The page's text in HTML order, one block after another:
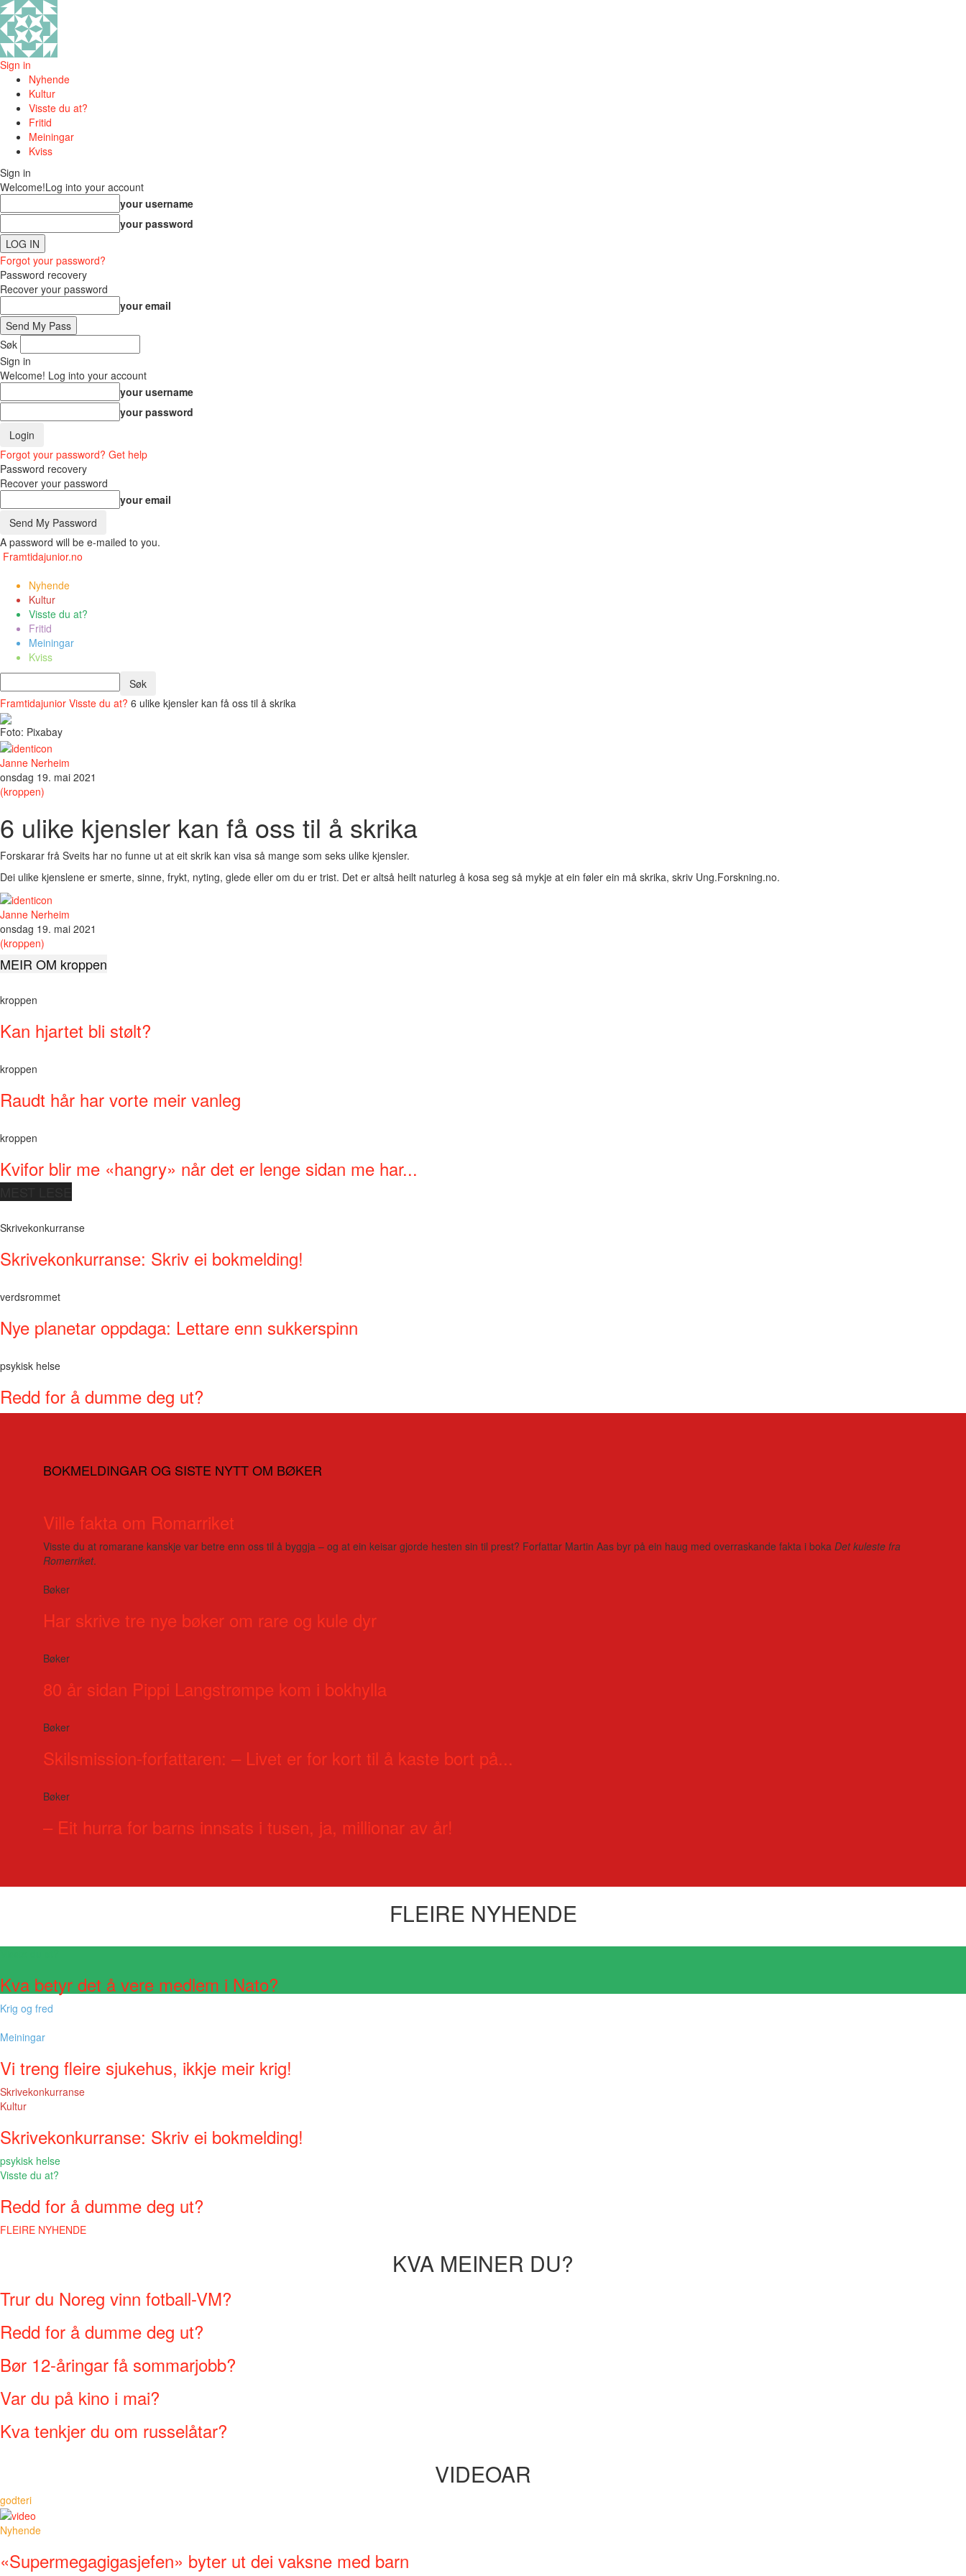
Sign in
Nyhende
Kultur
Visste du at?
Fritid
Meiningar
Kviss
Sign in
Welcome!Log into your account
your username
your password
Forgot your password?
Password recovery
Recover your password
your email
Søk
Sign in
Welcome! Log into your account
your username
your password
Forgot your password? Get help
Password recovery
Recover your password
your email
A password will be e-mailed to you.
Framtidajunior.no
Nyhende
Kultur
Visste du at?
Fritid
Meiningar
Kviss
Framtidajunior Visste du at? 6 ulike kjensler kan få oss til å skrika
Foto: Pixabay
Janne Nerheim
onsdag 19. mai 2021
(kroppen)
6 ulike kjensler kan få oss til å skrika
Forskarar frå Sveits har no funne ut at eit skrik kan visa så mange som seks ulike kjensler.
Dei ulike kjenslene er smerte, sinne, frykt, nyting, glede eller om du er trist. Det er altså heilt naturleg å kosa seg så mykje at ein føler ein må skrika, skriv Ung.Forskning.no.
Janne Nerheim
onsdag 19. mai 2021
(kroppen)
MEIR OM kroppen
kroppen
Kan hjartet bli stølt?
kroppen
Raudt hår har vorte meir vanleg
kroppen
Kvifor blir me «hangry» når det er lenge sidan me har...
Skrivekonkurranse
Skrivekonkurranse: Skriv ei bokmelding!
verdsrommet
Nye planetar oppdaga: Lettare enn sukkerspinn
psykisk helse
Redd for å dumme deg ut?
BOKMELDINGAR OG SISTE NYTT OM BØKER
Ville fakta om Romarriket
Visste du at romarane kanskje var betre enn oss til å byggja – og at ein keisar gjorde hesten sin til prest? Forfattar Martin Aas byr på ein haug med overraskande fakta i boka Det kuleste fra
Romerriket.
Bøker
Har skrive tre nye bøker om rare og kule dyr
Bøker
80 år sidan Pippi Langstrømpe kom i bokhylla
Bøker
Skilsmission-forfattaren: – Livet er for kort til å kaste bort på...
Bøker
– Eit hurra for barns innsats i tusen, ja, millionar av år!
FLEIRE NYHENDE
Kva betyr det å vere medlem i Nato?
Krig og fred
Meiningar
Vi treng fleire sjukehus, ikkje meir krig!
Skrivekonkurranse
Kultur
Skrivekonkurranse: Skriv ei bokmelding!
psykisk helse
Visste du at?
Redd for å dumme deg ut?
FLEIRE NYHENDE
KVA MEINER DU?
Trur du Noreg vinn fotball-VM?
Redd for å dumme deg ut?
Bør 12-åringar få sommarjobb?
Var du på kino i mai?
Kva tenkjer du om russelåtar?
VIDEOAR
godteri
Nyhende
«Supermegagigasjefen» byter ut dei vaksne med barn